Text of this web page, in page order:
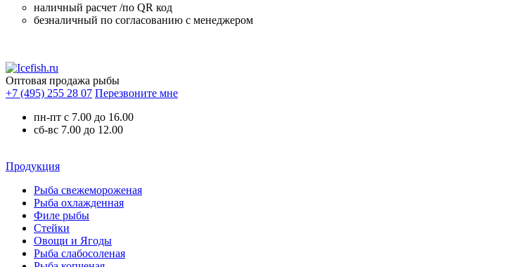
наличный расчет /по QR код
безналичный по согласованию с менеджером
Оптовая продажа рыбы
+7 (495) 255 28 07 Перезвоните мне
пн-пт с 7.00 до 16.00
сб-вс 7.00 до 12.00
Продукция
Рыба свежемороженая
Рыба охлажденная
Филе рыбы
Стейки
Овощи и Ягоды
Рыба слабосоленая